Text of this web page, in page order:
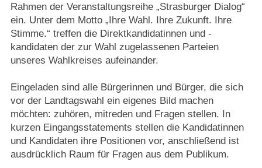
Rahmen der Veranstaltungsreihe „Strasburger Dialog“
ein. Unter dem Motto „Ihre Wahl. Ihre Zukunft. Ihre
Stimme.“ treffen die Direktkandidatinnen und -
kandidaten der zur Wahl zugelassenen Parteien
unseres Wahlkreises aufeinander.
Eingeladen sind alle Bürgerinnen und Bürger, die sich
vor der Landtagswahl ein eigenes Bild machen
möchten: zuhören, mitreden und Fragen stellen. In
kurzen Eingangsstatements stellen die Kandidatinnen
und Kandidaten ihre Positionen vor, anschließend ist
ausdrücklich Raum für Fragen aus dem Publikum.